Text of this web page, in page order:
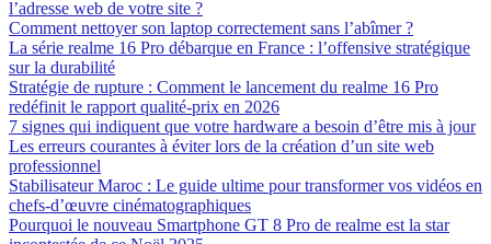
l’adresse web de votre site ?
Comment nettoyer son laptop correctement sans l’abîmer ?
La série realme 16 Pro débarque en France : l’offensive stratégique
sur la durabilité
Stratégie de rupture : Comment le lancement du realme 16 Pro
redéfinit le rapport qualité-prix en 2026
7 signes qui indiquent que votre hardware a besoin d’être mis à jour
Les erreurs courantes à éviter lors de la création d’un site web
professionnel
Stabilisateur Maroc : Le guide ultime pour transformer vos vidéos en
chefs-d’œuvre cinématographiques
Pourquoi le nouveau Smartphone GT 8 Pro de realme est la star